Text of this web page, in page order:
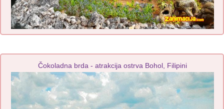
Čokoladna brda - atrakcija ostrva Bohol, Filipini